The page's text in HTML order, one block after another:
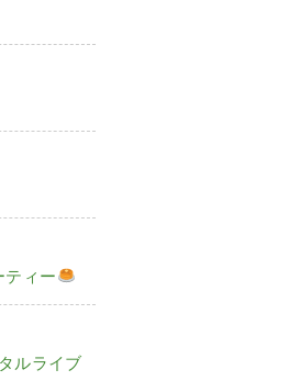
ィー
ルライブ